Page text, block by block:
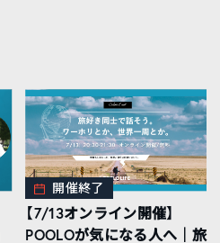
開催終了
【7/13オンライン開催】
POOLOが気になる人へ｜旅